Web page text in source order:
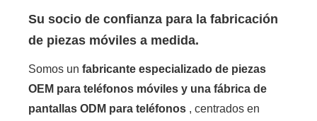
Su socio de confianza para la fabricación
de piezas móviles a medida.
Somos un fabricante especializado de piezas
OEM para teléfonos móviles y una fábrica de
pantallas ODM para teléfonos , centrados en